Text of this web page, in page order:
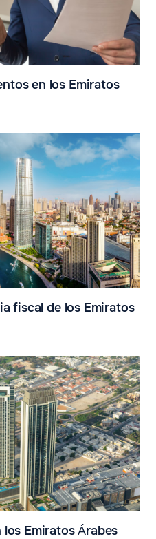
en los Emiratos
fiscal de los Emiratos
Emiratos Árabes